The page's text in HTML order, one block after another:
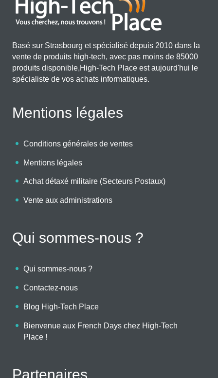
Basé sur Strasbourg et spécialisé depuis 2010 dans la
vente de produits high-tech, avec pas moins de 85000
produits disponible,High-Tech Place est aujourd'hui le
spécialiste de vos achats informatiques.
Mentions légales
Conditions générales de ventes
Mentions légales
Achat détaxé militaire (Secteurs Postaux)
Vente aux administrations
Qui sommes-nous ?
Qui sommes-nous ?
Contactez-nous
Blog High-Tech Place
Bienvenue aux French Days chez High-Tech
Place !
Partenaires